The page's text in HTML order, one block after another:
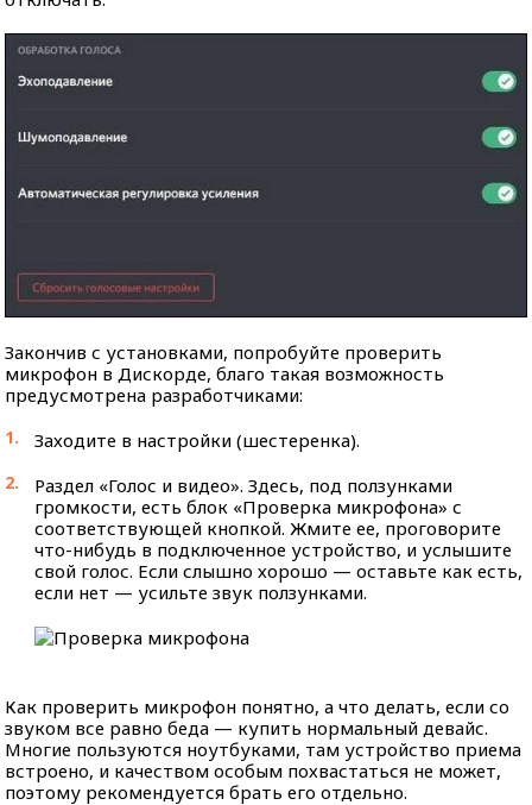
Закончив с установками, попробуйте проверить
микрофон в Дискорде, благо такая возможность
предусмотрена разработчиками:
Заходите в настройки (шестеренка).
Раздел «Голос и видео». Здесь, под ползунками
громкости, есть блок «Проверка микрофона» с
соответствующей кнопкой. Жмите ее, проговорите
что-нибудь в подключенное устройство, и услышите
свой голос. Если слышно хорошо — оставьте как есть,
если нет — усильте звук ползунками.
Как проверить микрофон понятно, а что делать, если со
звуком все равно беда — купить нормальный девайс.
Многие пользуются ноутбуками, там устройство приема
встроено, и качеством особым похвастаться не может,
поэтому рекомендуется брать его отдельно.